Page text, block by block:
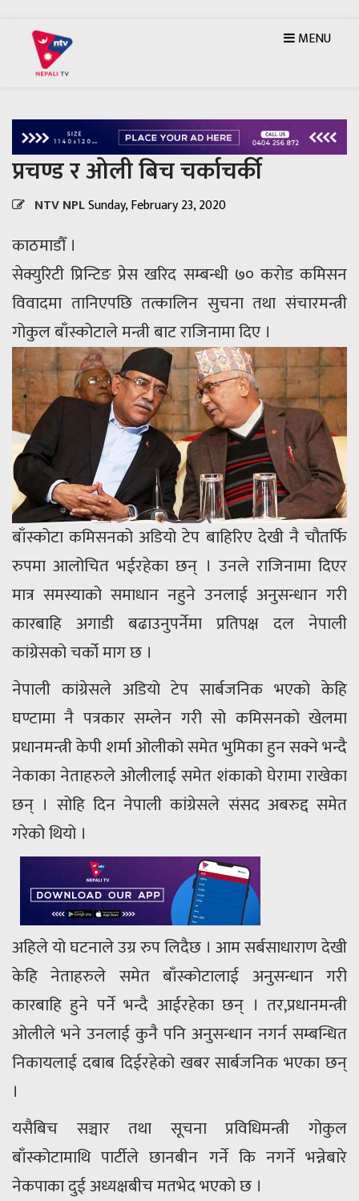
MENU
प्रचण्ड र ओली बिच चर्काचर्की
NTV NPLSunday, February 23, 2020
काठमाडौँ ।
सेक्युरिटी प्रिन्टिङ प्रेस खरिद सम्बन्धी ७० करोड कमिसन
विवादमा तानिएपछि तत्कालिन सुचना तथा संचारमन्त्री
गोकुल बाँस्कोटाले मन्त्री बाट राजिनामा दिए ।
बाँस्कोटा कमिसनको अडियो टेप बाहिरिए देखी नै चौतर्फि
रुपमा आलोचित भईरहेका छन् । उनले राजिनामा दिएर
मात्र समस्याको समाधान नहुने उनलाई अनुसन्धान गरी
कारबाहि अगाडी बढाउनुपर्नेमा प्रतिपक्ष दल नेपाली
कांग्रेसको चर्को माग छ ।
नेपाली कांग्रेसले अडियो टेप सार्बजनिक भएको केहि
घण्टामा नै पत्रकार सम्लेन गरी सो कमिसनको खेलमा
प्रधानमन्त्री केपी शर्मा ओलीको समेत भुमिका हुन सक्ने भन्दै
नेकाका नेताहरुले ओलीलाई समेत शंकाको घेरामा राखेका
छन् । सोहि दिन नेपाली कांग्रेसले संसद अबरुद्द समेत
गरेको थियो ।
अहिले यो घटनाले उग्र रुप लिदैछ । आम सर्बसाधाराण देखी
केहि नेताहरुले समेत बाँस्कोटालाई अनुसन्धान गरी
कारबाहि हुने पर्ने भन्दै आईरहेका छन् । तर,प्रधानमन्त्री
ओलीले भने उनलाई कुनै पनि अनुसन्धान नगर्न सम्बन्धित
निकायलाई दबाब दिईरहेको खबर सार्बजनिक भएका छन्
।
यसैबिच सञ्चार तथा सूचना प्रविधिमन्त्री गोकुल
बाँस्कोटामाथि पार्टीले छानबीन गर्ने कि नगर्ने भन्नेबारे
नेकपाका दुई अध्यक्षबीच मतभेद भएको छ ।